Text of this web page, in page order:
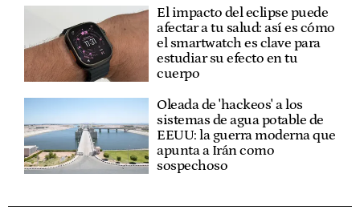
El impacto del eclipse puede
afectar a tu salud: así es cómo
el smartwatch es clave para
estudiar su efecto en tu
cuerpo
Oleada de 'hackeos' a los
sistemas de agua potable de
EEUU: la guerra moderna que
apunta a Irán como
sospechoso